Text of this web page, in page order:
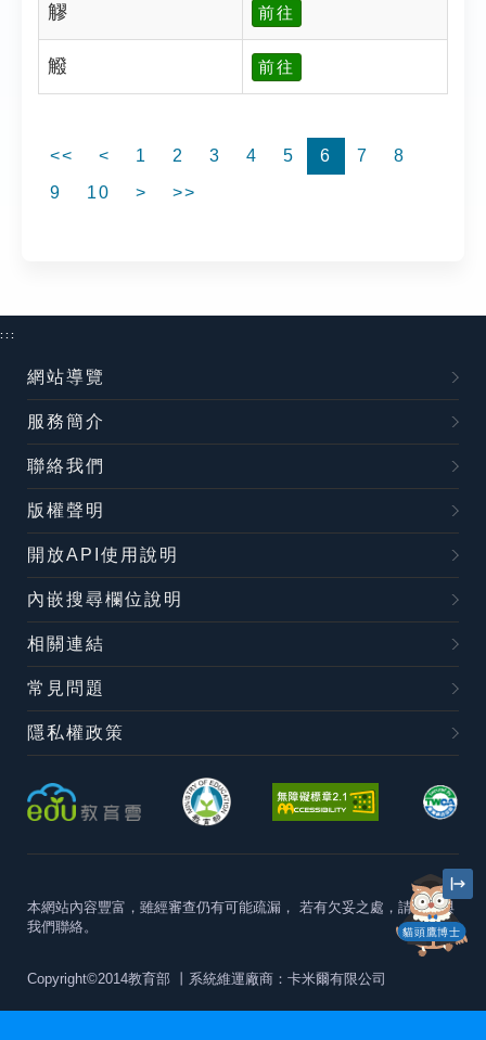
䚧 前往
䚨 前往
<< < 1 2 3 4 5 6 7
8
9
10 > >>
貓頭鷹博士
:::
網站導覽
服務簡介
聯絡我們
版權聲明
開放API使用說明
內嵌搜尋欄位說明
相關連結
常見問題
隱私權政策
本網站內容豐富，雖經審查仍有可能疏漏， 若有欠妥之處，請隨時與
我們聯絡。
Copyright©2014教育部 丨系統維運廠商：卡米爾有限公司